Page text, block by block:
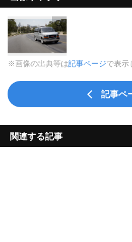
※画像の出典等は記事ページで表示
記事ペ
関連する記事